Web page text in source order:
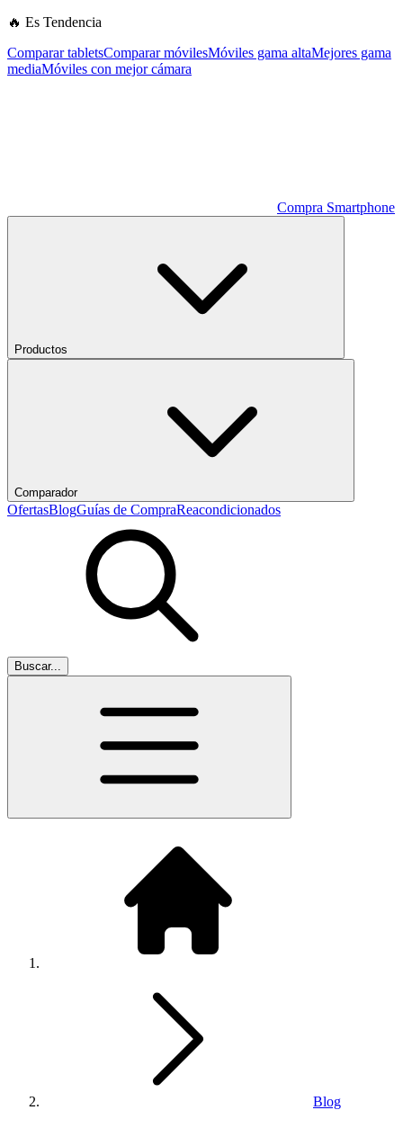
🔥 Es Tendencia
Comparar tabletsComparar móvilesMóviles gama altaMejores gama
mediaMóviles con mejor cámara
Compra Smartphone
Productos
Comparador
OfertasBlogGuías de CompraReacondicionados
Buscar...
Blog